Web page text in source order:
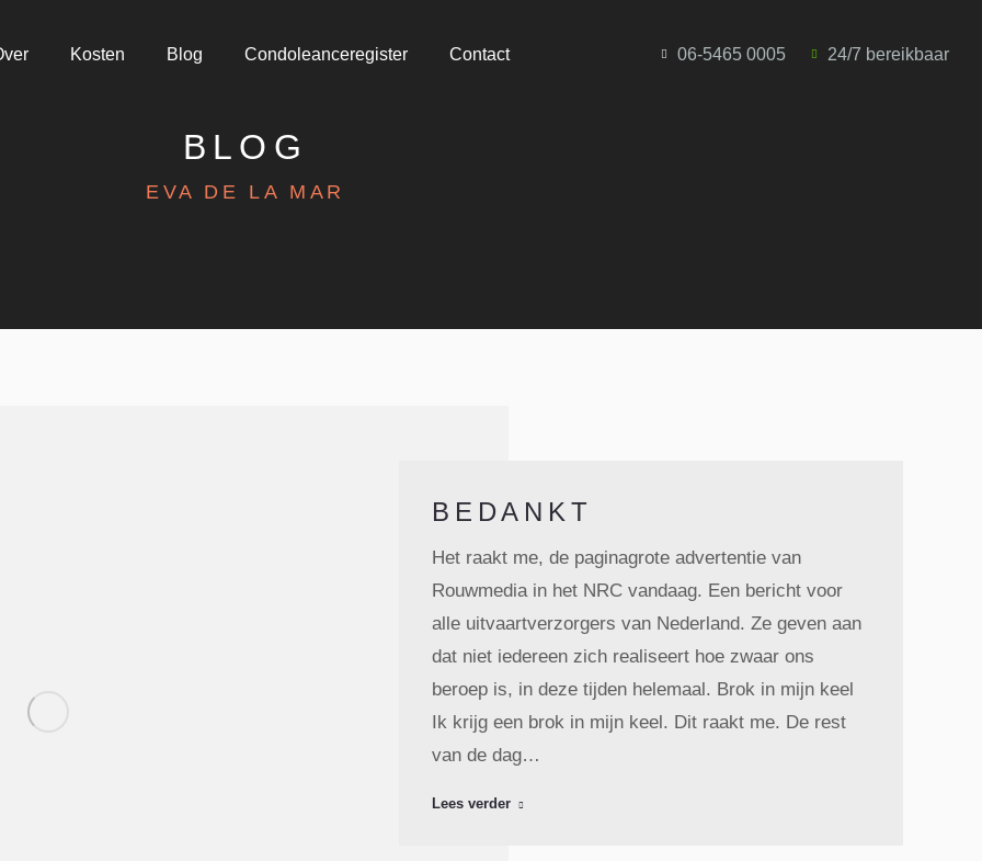
Kosten Blog Condoleanceregister Contact 06-5465 0005 24/7 bereikbaar
BLOG
EVA DE LA MAR
BEDANKT
Het raakt me, de paginagrote advertentie van
Rouwmedia in het NRC vandaag. Een bericht voor
alle uitvaartverzorgers van Nederland. Ze geven aan
dat niet iedereen zich realiseert hoe zwaar ons
beroep is, in deze tijden helemaal. Brok in mijn keel
Ik krijg een brok in mijn keel. Dit raakt me. De rest
van de dag…
Lees verder